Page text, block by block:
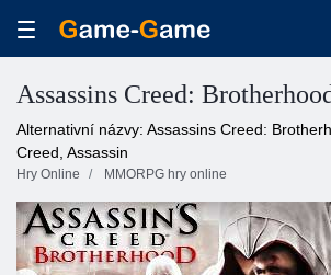
Assassins Creed:
Alternativní názvy: Assassins Creed:
Creed, Assassin
Hry Online MMORPG hry online